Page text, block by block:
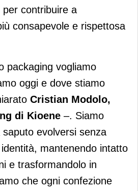
contribuire a
consapevole e rispettosa
packaging vogliamo
oggi e dove stiamo
Cristian Modolo,
di Kioene –. Siamo
saputo evolversi senza
mantenendo intatto
e trasformandolo in
che ogni confezione